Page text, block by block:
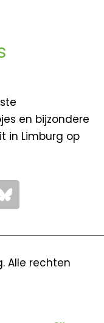
en bijzondere
in Limburg op
Alle rechten